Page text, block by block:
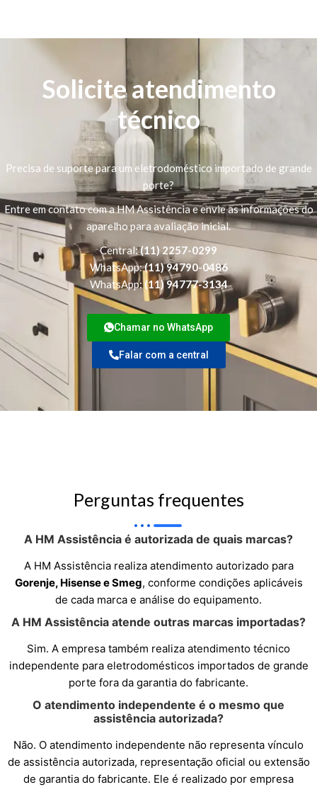
Solicite atendimento
técnico
Precisa de suporte para um eletrodoméstico importado de grande
porte?
Entre em contato com a HM Assistência e envie as informações do
aparelho para avaliação inicial.
Central:(11) 2257-0299
WhatsApp:(11) 94790-0486
WhatsApp:(11) 94777-3134
Chamar no WhatsApp
Falar com a central
Perguntas frequentes
A HM Assistência é autorizada de quais marcas?
A HM Assistência realiza atendimento autorizado para
Gorenje, Hisense e Smeg, conforme condições aplicáveis
de cada marca e análise do equipamento.
A HM Assistência atende outras marcas importadas?
Sim. A empresa também realiza atendimento técnico
independente para eletrodomésticos importados de grande
porte fora da garantia do fabricante.
O atendimento independente é o mesmo que
assistência autorizada?
Não. O atendimento independente não representa vínculo
de assistência autorizada, representação oficial ou extensão
de garantia do fabricante. Ele é realizado por empresa